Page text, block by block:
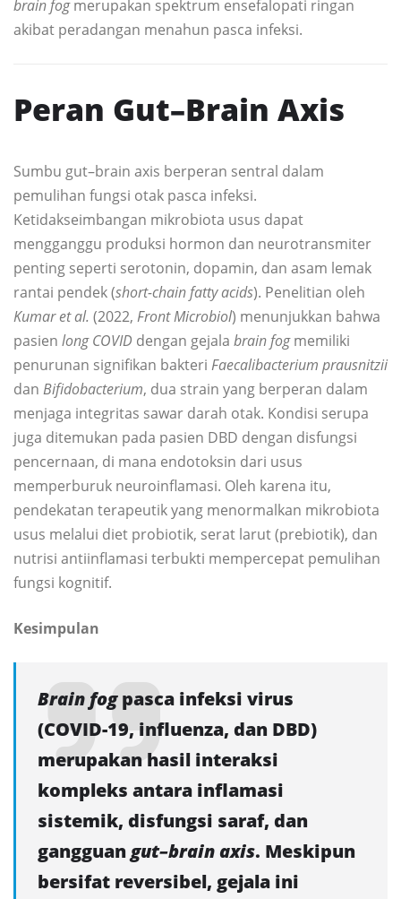
brain fogmerupakan spektrum ensefalopati ringan
akibat peradangan menahun pasca infeksi.
Peran Gut–Brain Axis
Sumbu gut–brain axis berperan sentral dalam
pemulihan fungsi otak pasca infeksi.
Ketidakseimbangan mikrobiota usus dapat
mengganggu produksi hormon dan neurotransmiter
penting seperti serotonin, dopamin, dan asam lemak
rantai pendek (short-chain fatty acids). Penelitian oleh
Kumar et al. (2022, Front Microbiol) menunjukkan bahwa
pasien long COVID dengan gejala brain fogmemiliki
penurunan signifikan bakteri Faecalibacterium prausnitzii
dan Bifidobacterium, dua strain yang berperan dalam
menjaga integritas sawar darah otak. Kondisi serupa
juga ditemukan pada pasien DBD dengan disfungsi
pencernaan, di mana endotoksin dari usus
memperburuk neuroinflamasi. Oleh karena itu,
pendekatan terapeutik yang menormalkan mikrobiota
usus melalui diet probiotik, serat larut (prebiotik), dan
nutrisi antiinflamasi terbukti mempercepat pemulihan
fungsi kognitif.
Kesimpulan
Brain fogpasca infeksi virus
(COVID-19, influenza, dan DBD)
merupakan hasil interaksi
kompleks antara inflamasi
sistemik, disfungsi saraf, dan
gangguangut–brain axis. Meskipun
bersifat reversibel, gejala ini